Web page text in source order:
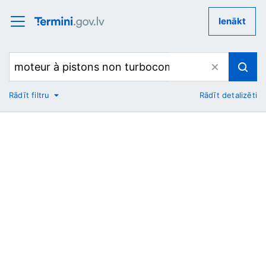
Ienākt
No
Rādīt filtru Rādīt detalizēti